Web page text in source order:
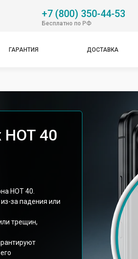
+7 (800) 350-44-53
Бесплатно по РФ
ГАРАНТИЯ ДОСТАВКА
40
HOT 40.
за падения или
трещин,